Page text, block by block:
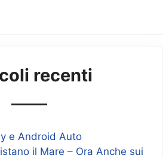
recenti
e Android Auto
il Mare – Ora Anche sui